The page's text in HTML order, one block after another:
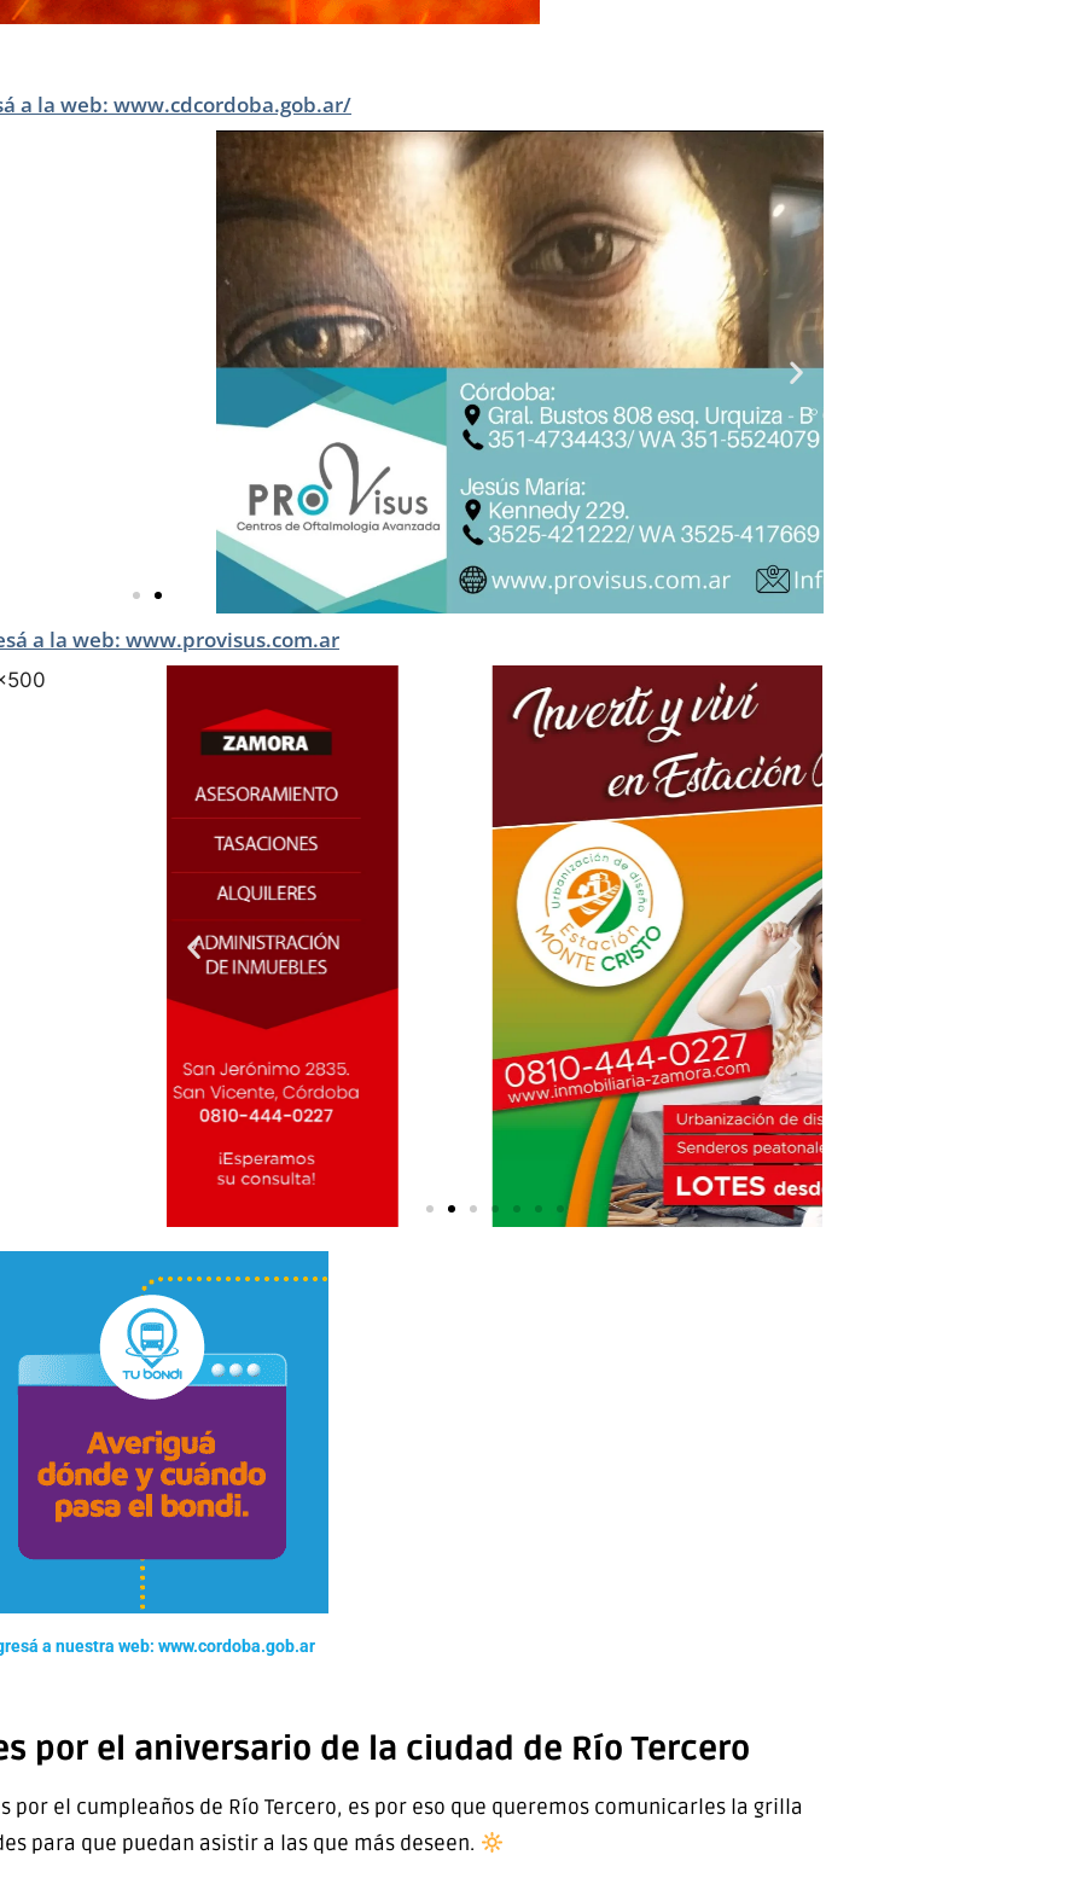
a la web: www.cdcordoba.gob.ar/
a la web: www.provisus.com.ar
a nuestra web: www.cordoba.gob.ar
por el aniversario de la ciudad de Río Tercero
el cumpleaños de Río Tercero, es por eso que queremos comunicarles la grilla
para que puedan asistir a las que más deseen.